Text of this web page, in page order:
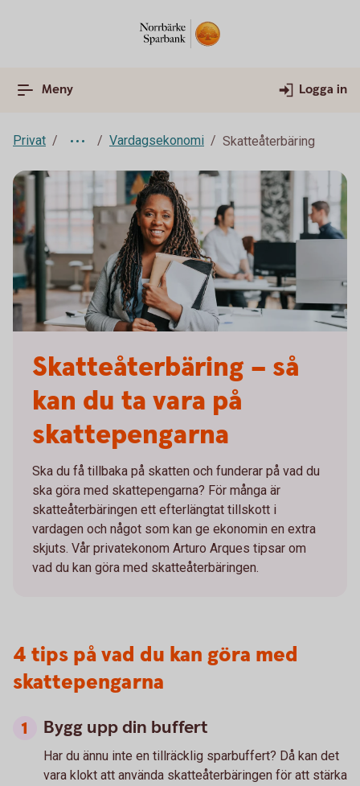
Meny Logga in
Privat Vardagsekonomi Skatteåterbäring
Skatteåterbäring – så
kan du ta vara på
skattepengarna
Ska du få tillbaka på skatten och funderar på vad du
ska göra med skattepengarna? För många är
skatteåterbäringen ett efterlängtat tillskott i
vardagen och något som kan ge ekonomin en extra
skjuts. Vår privatekonom Arturo Arques tipsar om
vad du kan göra med skatteåterbäringen.
4 tips på vad du kan göra med
skattepengarna
Bygg upp din buffert
Har du ännu inte en tillräcklig sparbuffert? Då kan det
vara klokt att använda skatteåterbäringen för att stärka